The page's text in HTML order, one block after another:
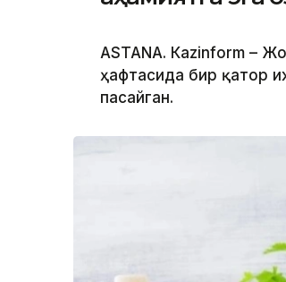
ASTANА. Кazinform –
ҳафтасида бир қатор
пасайган.